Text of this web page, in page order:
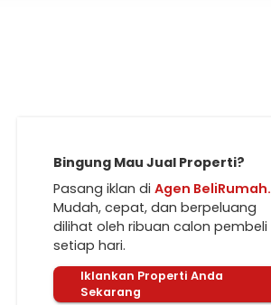
Bingung Mau Jual Properti?
Pasang iklan di Agen BeliRumah.
Mudah, cepat, dan berpeluang
dilihat oleh ribuan calon pembeli
setiap hari.
Iklankan Properti Anda
Sekarang